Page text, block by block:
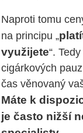
Naproti tomu
na principu „
využijete“.
cigárkových
čas věnovaný
Máte k
je často nižší